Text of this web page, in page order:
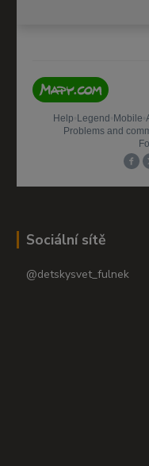
Sociální sítě
@detskysvet_fulnek